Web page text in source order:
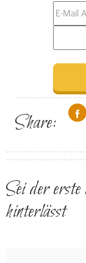
Share:
Sei der
hinterlässt